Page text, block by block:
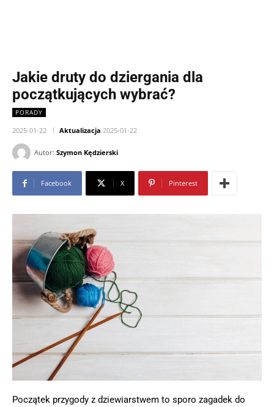
Jakie druty do dziergania dla
początkujących wybrać?
PORADY
2025-01-22 Aktualizacja 2025-01-22
Autor: Szymon Kędzierski
Facebook X Pinterest
Początek przygody z dziewiarstwem to sporo zagadek do